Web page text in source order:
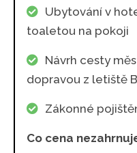
Ubytování v
toaletou na pokoji
Návrh cesty
dopravou z letiště
Zákonné
Co cena